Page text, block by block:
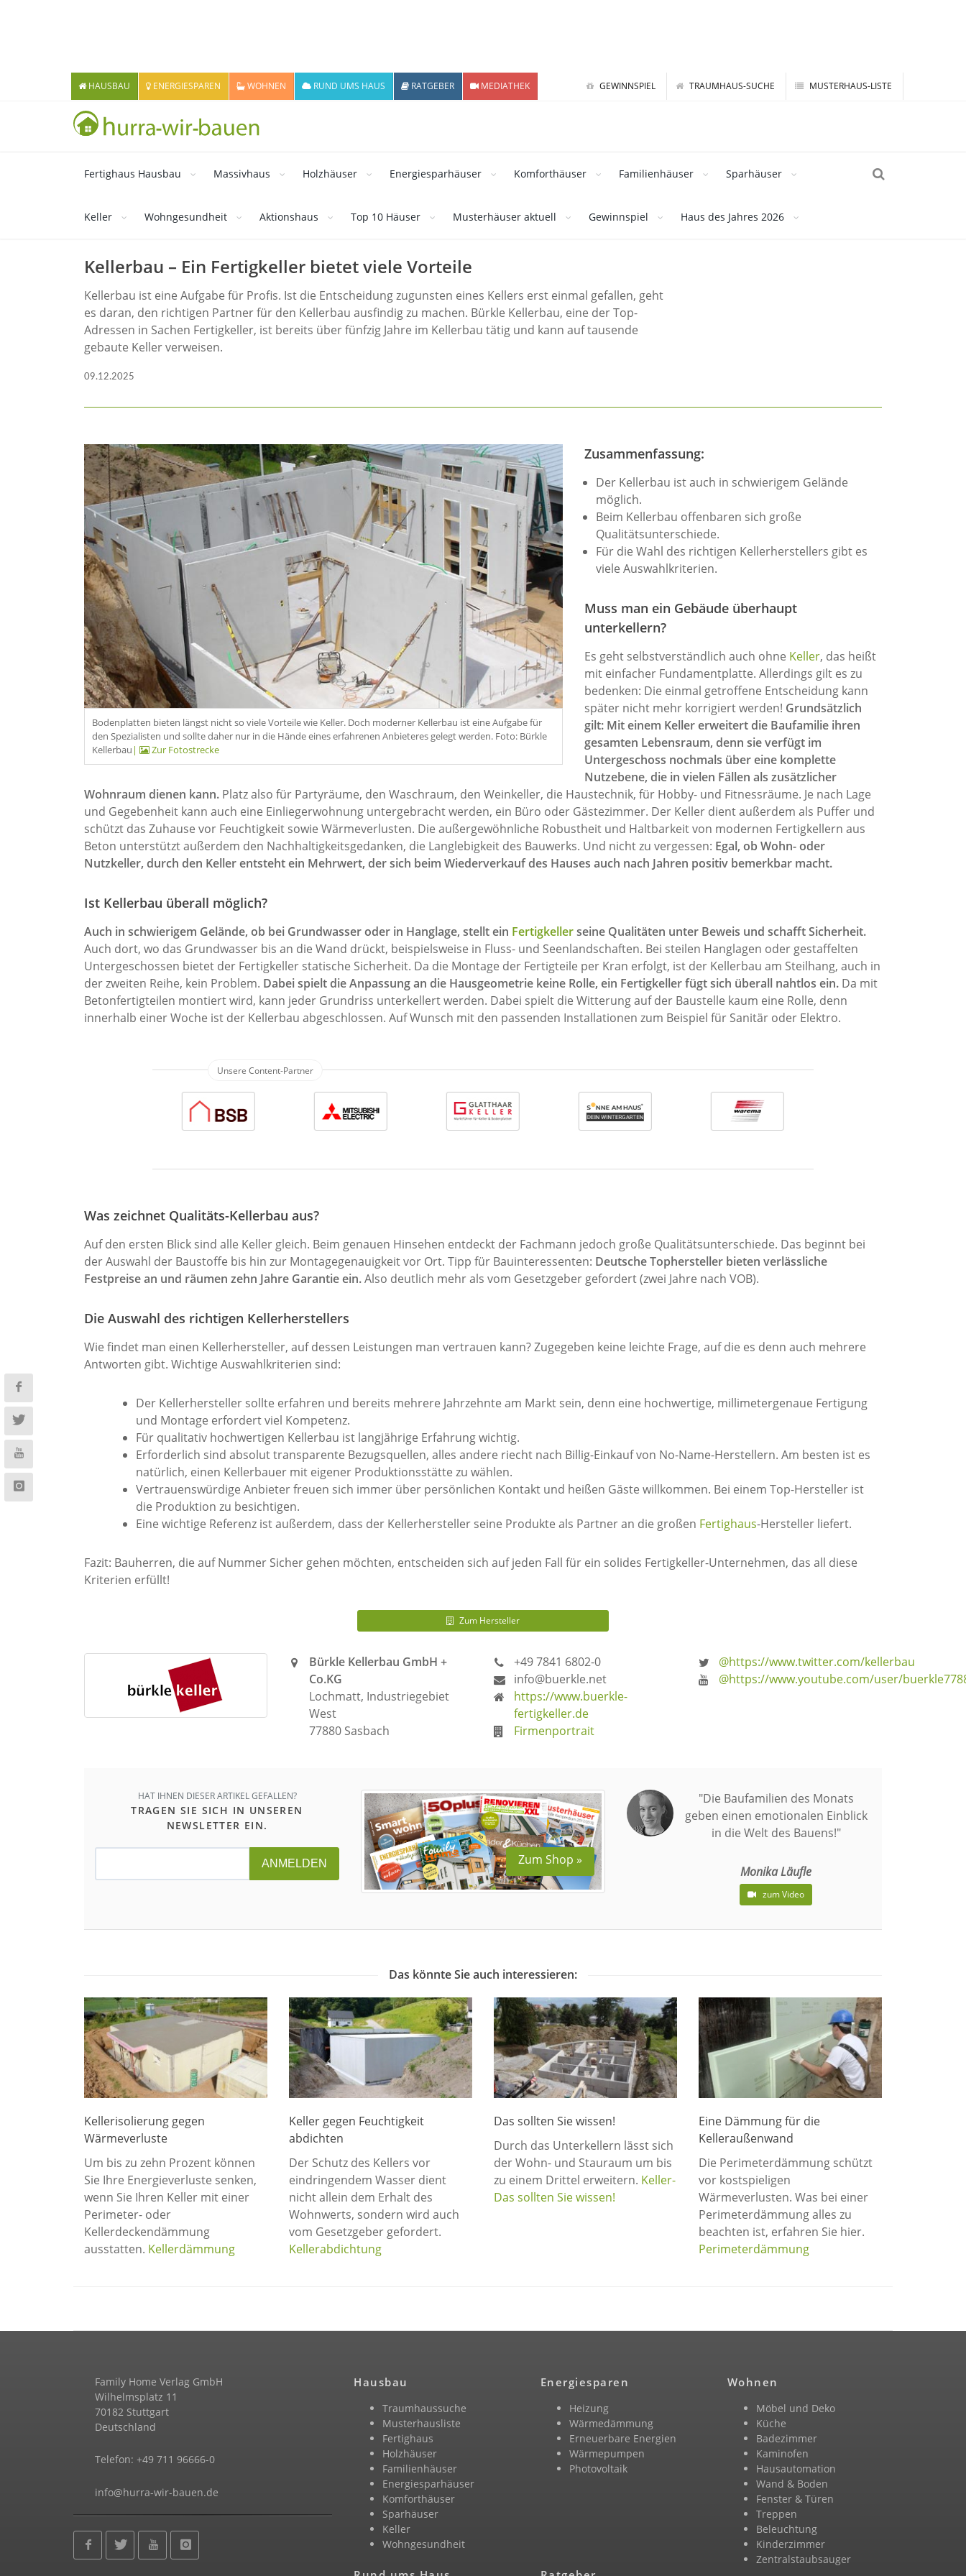
GEWINNSPIEL TRAUMHAUS-SUCHE MUSTERHAUS-LISTE
HAUSBAU ENERGIESPAREN WOHNEN RUND UMS HAUS RATGEBER MEDIATHEK
Fertighaus Hausbau Massivhaus Holzhäuser Energiesparhäuser Komforthäuser Familienhäuser Sparhäuser
Keller Wohngesundheit Aktionshaus Top 10 Häuser Musterhäuser aktuell Gewinnspiel Haus des Jahres 2026
Kellerbau – Ein Fertigkeller bietet viele Vorteile
Kellerbau ist eine Aufgabe für Profis. Ist die Entscheidung zugunsten eines Kellers erst einmal gefallen, geht
es daran, den richtigen Partner für den Kellerbau ausfindig zu machen. Bürkle Kellerbau, eine der Top-
Adressen in Sachen Fertigkeller, ist bereits über fünfzig Jahre im Kellerbau tätig und kann auf tausende
gebaute Keller verweisen.
09.12.2025
Bodenplatten bieten längst nicht so viele Vorteile wie Keller. Doch moderner Kellerbau ist eine Aufgabe für
den Spezialisten und sollte daher nur in die Hände eines erfahrenen Anbieteres gelegt werden. Foto: Bürkle
Kellerbau | Zur Fotostrecke
Zusammenfassung:
Der Kellerbau ist auch in schwierigem Gelände
möglich.
Beim Kellerbau offenbaren sich große
Qualitätsunterschiede.
Für die Wahl des richtigen Kellerherstellers gibt es
viele Auswahlkriterien.
Muss man ein Gebäude überhaupt
unterkellern?
Es geht selbstverständlich auch ohne Keller, das heißt
mit einfacher Fundamentplatte. Allerdings gilt es zu
bedenken: Die einmal getroffene Entscheidung kann
später nicht mehr korrigiert werden! Grundsätzlich
gilt: Mit einem Keller erweitert die Baufamilie ihren
gesamten Lebensraum, denn sie verfügt im
Untergeschoss nochmals über eine komplette
Nutzebene, die in vielen Fällen als zusätzlicher
Wohnraum dienen kann. Platz also für Partyräume, den Waschraum, den Weinkeller, die Haustechnik, für Hobby- und Fitnessräume. Je nach Lage
und Gegebenheit kann auch eine Einliegerwohnung untergebracht werden, ein Büro oder Gästezimmer. Der Keller dient außerdem als Puffer und
schützt das Zuhause vor Feuchtigkeit sowie Wärmeverlusten. Die außergewöhnliche Robustheit und Haltbarkeit von modernen Fertigkellern aus
Beton unterstützt außerdem den Nachhaltigkeitsgedanken, die Langlebigkeit des Bauwerks. Und nicht zu vergessen: Egal, ob Wohn- oder
Nutzkeller, durch den Keller entsteht ein Mehrwert, der sich beim Wiederverkauf des Hauses auch nach Jahren positiv bemerkbar macht.
Ist Kellerbau überall möglich?
Auch in schwierigem Gelände, ob bei Grundwasser oder in Hanglage, stellt ein Fertigkellerseine Qualitäten unter Beweis und schafft Sicherheit.
Auch dort, wo das Grundwasser bis an die Wand drückt, beispielsweise in Fluss- und Seenlandschaften. Bei steilen Hanglagen oder gestaffelten
Untergeschossen bietet der Fertigkeller statische Sicherheit. Da die Montage der Fertigteile per Kran erfolgt, ist der Kellerbau am Steilhang, auch in
der zweiten Reihe, kein Problem. Dabei spielt die Anpassung an die Hausgeometrie keine Rolle, ein Fertigkeller fügt sich überall nahtlos ein. Da mit
Betonfertigteilen montiert wird, kann jeder Grundriss unterkellert werden. Dabei spielt die Witterung auf der Baustelle kaum eine Rolle, denn
innerhalb einer Woche ist der Kellerbau abgeschlossen. Auf Wunsch mit den passenden Installationen zum Beispiel für Sanitär oder Elektro.
Was zeichnet Qualitäts-Kellerbau aus?
Auf den ersten Blick sind alle Keller gleich. Beim genauen Hinsehen entdeckt der Fachmann jedoch große Qualitätsunterschiede. Das beginnt bei
der Auswahl der Baustoffe bis hin zur Montagegenauigkeit vor Ort. Tipp für Bauinteressenten: Deutsche Tophersteller bieten verlässliche
Festpreise an und räumen zehn Jahre Garantie ein.Also deutlich mehr als vom Gesetzgeber gefordert (zwei Jahre nach VOB).
Die Auswahl des richtigen Kellerherstellers
Wie findet man einen Kellerhersteller, auf dessen Leistungen man vertrauen kann? Zugegeben keine leichte Frage, auf die es denn auch mehrere
Antworten gibt. Wichtige Auswahlkriterien sind:
Der Kellerhersteller sollte erfahren und bereits mehrere Jahrzehnte am Markt sein, denn eine hochwertige, millimetergenaue Fertigung
und Montage erfordert viel Kompetenz.
Für qualitativ hochwertigen Kellerbau ist langjährige Erfahrung wichtig.
Erforderlich sind absolut transparente Bezugsquellen, alles andere riecht nach Billig-Einkauf von No-Name-Herstellern. Am besten ist es
natürlich, einen Kellerbauer mit eigener Produktionsstätte zu wählen.
Vertrauenswürdige Anbieter freuen sich immer über persönlichen Kontakt und heißen Gäste willkommen. Bei einem Top-Hersteller ist
die Produktion zu besichtigen.
Eine wichtige Referenz ist außerdem, dass der Kellerhersteller seine Produkte als Partner an die großen Fertighaus-Hersteller liefert.
Fazit: Bauherren, die auf Nummer Sicher gehen möchten, entscheiden sich auf jeden Fall für ein solides Fertigkeller-Unternehmen, das all diese
Kriterien erfüllt!
Zum Hersteller
Bürkle Kellerbau GmbH +
Co.KG
Lochmatt, Industriegebiet
West
77880 Sasbach
+49 7841 6802-0
info@buerkle.net
https://www.buerkle-
fertigkeller.de
Firmenportrait
@https://www.twitter.com/kellerbau
@https://www.youtube.com/user/
HAT IHNEN DIESER ARTIKEL GEFALLEN?
TRAGEN SIE SICH IN UNSEREN
NEWSLETTER EIN.
ANMELDEN Zum Shop »
"Die Baufamilien des Monats
geben einen emotionalen Einblick
in die Welt des Bauens!"
Monika Läufle
zum Video
Das könnte Sie auch interessieren:
Kellerisolierung gegen
Wärmeverluste
Um bis zu zehn Prozent können
Sie Ihre Energieverluste senken,
wenn Sie Ihren Keller mit einer
Perimeter- oder
Kellerdeckendämmung
ausstatten. Kellerdämmung
Keller gegen Feuchtigkeit
abdichten
Der Schutz des Kellers vor
eindringendem Wasser dient
nicht allein dem Erhalt des
Wohnwerts, sondern wird auch
vom Gesetzgeber gefordert.
Kellerabdichtung
Das sollten Sie wissen!
Durch das Unterkellern lässt sich
der Wohn- und Stauraum um bis
zu einem Drittel erweitern. Keller-
Das sollten Sie wissen!
Eine Dämmung für die
Kelleraußenwand
Die Perimeterdämmung schützt
vor kostspieligen
Wärmeverlusten. Was bei einer
Perimeterdämmung alles zu
beachten ist, erfahren Sie hier.
Perimeterdämmung
Family Home Verlag GmbH
Wilhelmsplatz 11
70182 Stuttgart
Deutschland
Telefon: +49 711 96666-0
info@hurra-wir-bauen.de
Hausbau
Traumhaussuche
Musterhausliste
Fertighaus
Holzhäuser
Familienhäuser
Energiesparhäuser
Komforthäuser
Sparhäuser
Keller
Wohngesundheit
Energiesparen
Heizung
Wärmedämmung
Erneuerbare Energien
Wärmepumpen
Photovoltaik
Wohnen
Möbel und Deko
Küche
Badezimmer
Kaminofen
Hausautomation
Wand & Boden
Fenster & Türen
Treppen
Beleuchtung
Kinderzimmer
Zentralstaubsauger